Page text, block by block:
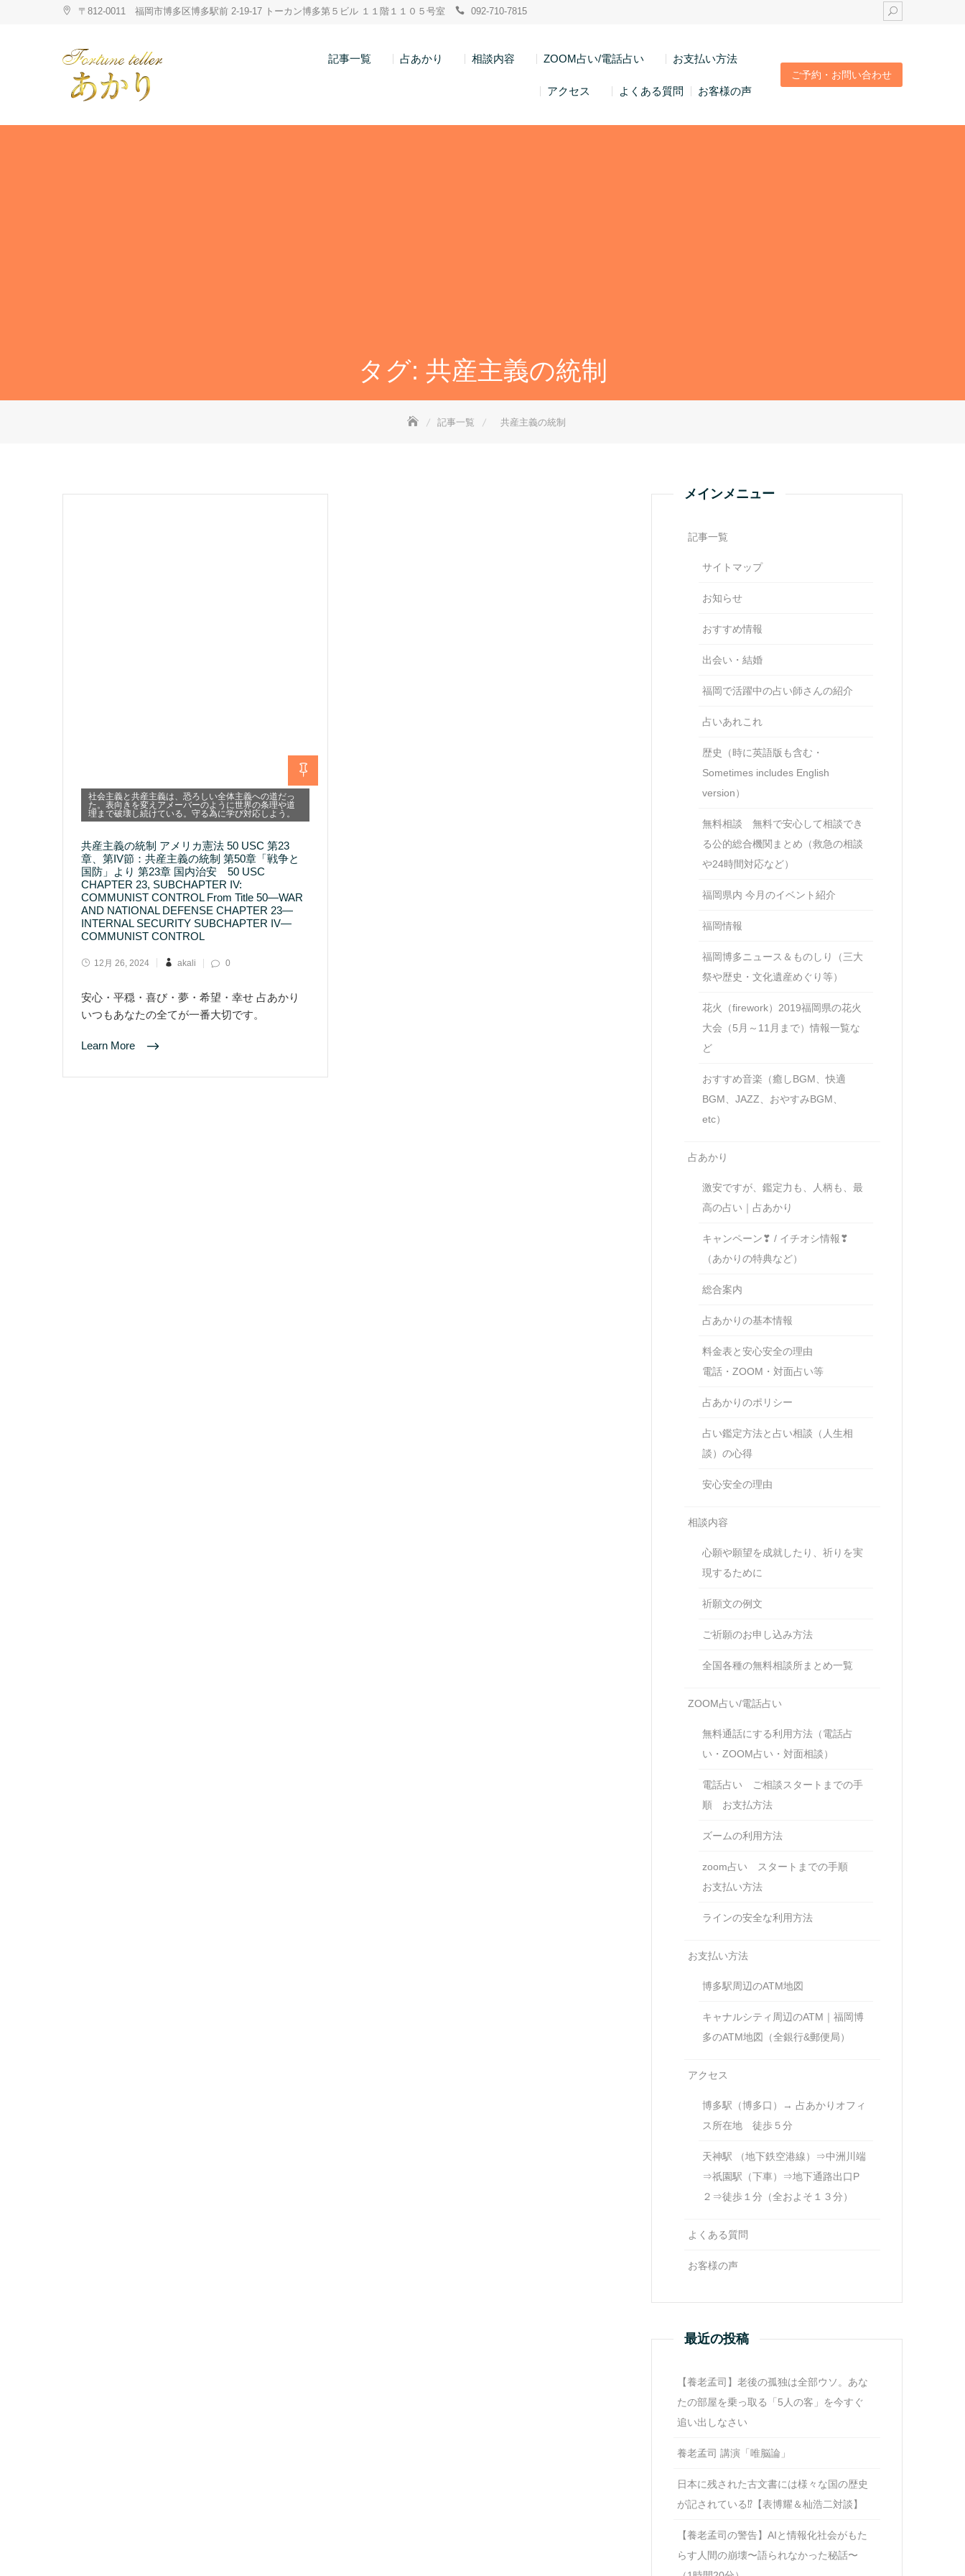
〒812-0011 福岡市博多区博多駅前 2-19-17 トーカン博多第５ビル １１階１１０５号室 092-710-7815
記事一覧 占あかり 相談内容 ZOOM占い/電話占い お支払い方法
アクセス よくある質問 お客様の声
ご予約・お問い合わせ
タグ: 共産主義の統制
記事一覧 共産主義の統制
社会主義と共産主義は、恐ろしい全体主義への道だっ
た。表向きを変えアメーバーのように世界の条理や道
理まで破壊し続けている。守る為に学び対応しよう。
共産主義の統制 アメリカ憲法 50 USC 第23
章、第IV節：共産主義の統制 第50章「戦争と
国防」より 第23章 国内治安 50 USC
CHAPTER 23, SUBCHAPTER IV:
COMMUNIST CONTROL From Title 50—WAR
AND NATIONAL DEFENSE CHAPTER 23—
INTERNAL SECURITY SUBCHAPTER IV—
COMMUNIST CONTROL
12月 26, 2024 akali 0
安心・平穏・喜び・夢・希望・幸せ 占あかり
いつもあなたの全てが一番大切です。
Learn More
メインメニュー
記事一覧
サイトマップ
お知らせ
おすすめ情報
出会い・結婚
福岡で活躍中の占い師さんの紹介
占いあれこれ
歴史（時に英語版も含む・
Sometimes includes English
version）
無料相談 無料で安心して相談でき
る公的総合機関まとめ（救急の相談
や24時間対応など）
福岡県内 今月のイベント紹介
福岡情報
福岡博多ニュース＆ものしり（三大
祭や歴史・文化遺産めぐり等）
花火（firework）2019福岡県の花火
大会（5月～11月まで）情報一覧な
ど
おすすめ音楽（癒しBGM、快適
BGM、JAZZ、おやすみBGM、
etc）
占あかり
激安ですが、鑑定力も、人柄も、最
高の占い｜占あかり
キャンペーン❣ / イチオシ情報❣
（あかりの特典など）
総合案内
占あかりの基本情報
料金表と安心安全の理由
電話・ZOOM・対面占い等
占あかりのポリシー
占い鑑定方法と占い相談（人生相
談）の心得
安心安全の理由
相談内容
心願や願望を成就したり、祈りを実
現するために
祈願文の例文
ご祈願のお申し込み方法
全国各種の無料相談所まとめ一覧
ZOOM占い/電話占い
無料通話にする利用方法（電話占
い・ZOOM占い・対面相談）
電話占い ご相談スタートまでの手
順 お支払方法
ズームの利用方法
zoom占い スタートまでの手順
お支払い方法
ラインの安全な利用方法
お支払い方法
博多駅周辺のATM地図
キャナルシティ周辺のATM｜福岡博
多のATM地図（全銀行&郵便局）
アクセス
博多駅（博多口）→ 占あかりオフィ
ス所在地 徒歩５分
天神駅 （地下鉄空港線）⇒中洲川端
⇒祇園駅（下車）⇒地下通路出口P
２⇒徒歩１分（全およそ１３分）
よくある質問
お客様の声
最近の投稿
【養老孟司】老後の孤独は全部ウソ。あな
たの部屋を乗っ取る「5人の客」を今すぐ
追い出しなさい
養老孟司 講演「唯脳論」
日本に残された古文書には様々な国の歴史
が記されている⁉【表博耀＆杣浩二対談】
【養老孟司の警告】AIと情報化社会がもた
らす人間の崩壊〜語られなかった秘話〜